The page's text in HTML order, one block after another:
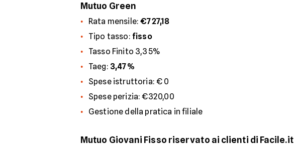
Mutuo Green
Rata mensile:€727,18
Tipo tasso: fisso
Tasso Finito 3,35%
Taeg: 3,47%
Spese istruttoria: € 0
Spese perizia: €320,00
Gestione della pratica in filiale
Mutuo Giovani Fisso riservato ai clienti di Facile.it